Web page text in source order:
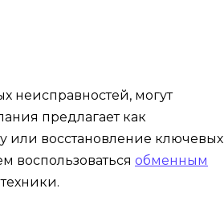
неисправностей, могут
предлагает как
или восстановление ключевых
воспользоваться обменным